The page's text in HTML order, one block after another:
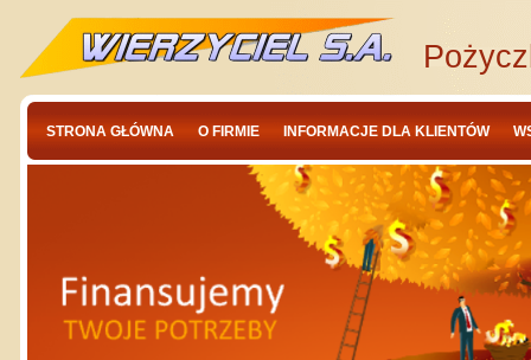
STRONA GŁÓWNA O FIRMIE INFORMACJE DLA KLIENTÓW